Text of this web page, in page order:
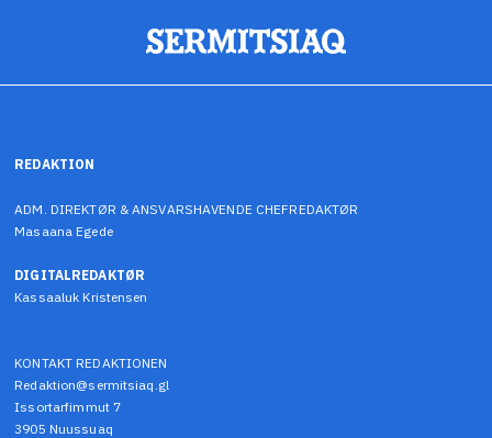
REDAKTION
ADM. DIREKTØR & ANSVARSHAVENDE CHEFREDAKTØR
Masaana Egede
DIGITALREDAKTØR
Kassaaluk Kristensen
KONTAKT REDAKTIONEN
Redaktion@sermitsiaq.gl
Issortarfimmut 7
3905 Nuussuaq